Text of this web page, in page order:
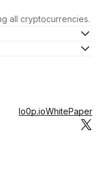
all cryptocurrencies.
lo0p.ioWhitePaper